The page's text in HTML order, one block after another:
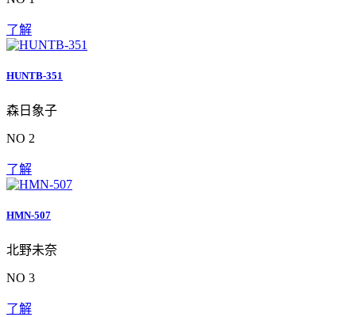
了解
HUNTB-351
森日象子
NO 2
了解
HMN-507
北野未奈
NO 3
了解